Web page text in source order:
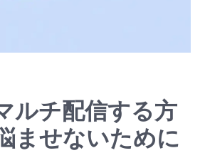
ルチ配信する方
ませないために